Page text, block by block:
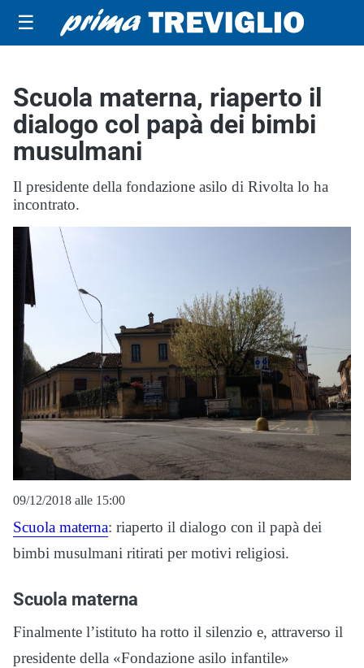
☰
Scuola materna, riaperto il
dialogo col papà dei bimbi
musulmani
Il presidente della fondazione asilo di Rivolta lo ha
incontrato.
09/12/2018 alle 15:00
Scuola materna: riaperto il dialogo con il papà dei
bimbi musulmani ritirati per motivi religiosi.
Scuola materna
Finalmente l’istituto ha rotto il silenzio e, attraverso il
presidente della «Fondazione asilo infantile»